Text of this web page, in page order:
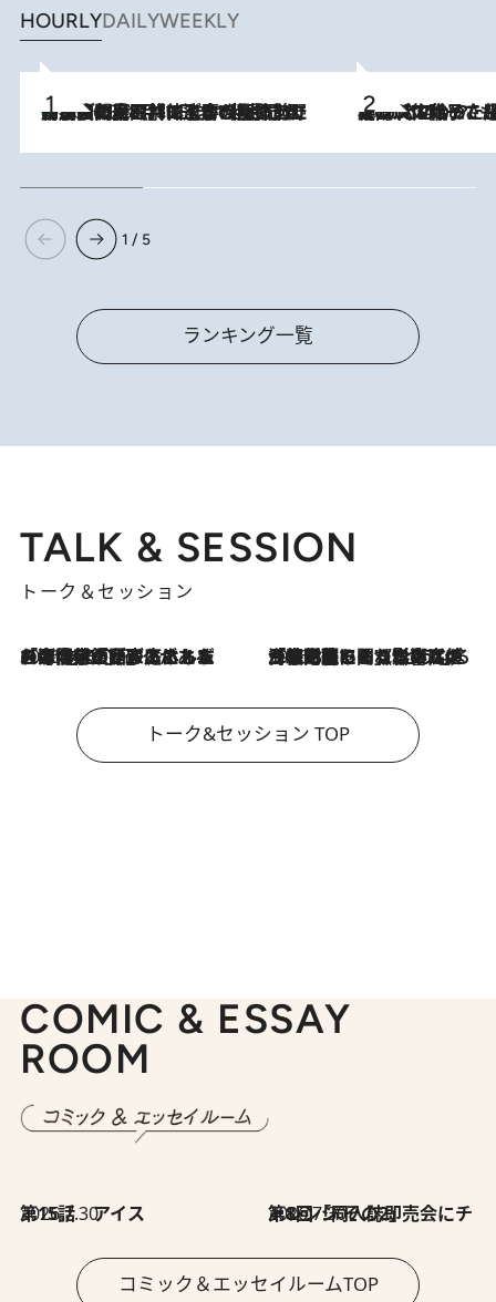
HOURLYDAILYWEEKLY
2026.8.8
「最後に見られてよかった」上野動物園の東園パンダ舎が解体前に特別公開。8月16日まで延長されたパネル展と共に辿る“半世紀”のパンダ飼育《解体工事の図面あり》 2026.8.5
【阿川佐和子さんの年とる力】なぜ70代で始めた趣味は“こんなに楽しい”のか？ ピアノ、俳句…スランプに陥っても続けられる“ある秘訣”とは
1 / 5
ランキング一覧
TALK & SESSION
トーク＆セッション
2026.8.3
「今後値上げがあるとすれば…」「リスクがあるのは今年の冬」エネルギー専門家が語る、ホルムズ海峡封鎖が家庭にもたらす“ある心配” 2026.8.3
「住宅建てられない…」「サーチャージ料の高値が続いている」ホルムズ海峡封鎖による影響はいつまで続く？《エネルギー専門家に聞く“どうなる日本の暮らし”》
トーク&セッション TOP
COMIC & ESSAY
ROOM
2026.7.30
第15話 アイス 2026.7.30
第8回「同人誌即売会にチャレンジ その2」
コミック＆エッセイルームTOP